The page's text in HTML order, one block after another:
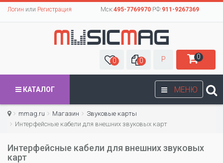
Логин или Регистрация Мск:495-7769970РФ:911-9267369
0 0 Р 0
МЕНЮ
КАТАЛОГ
mmag.ru Магазин
Звуковые карты
Интерфейсные кабели для внешних звуковых карт
Интерфейсные кабели для внешних звуковых
карт